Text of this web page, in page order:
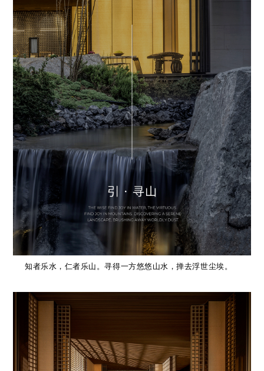
知者乐水，仁者乐山。寻得一方悠悠山水，掸去浮世尘埃。